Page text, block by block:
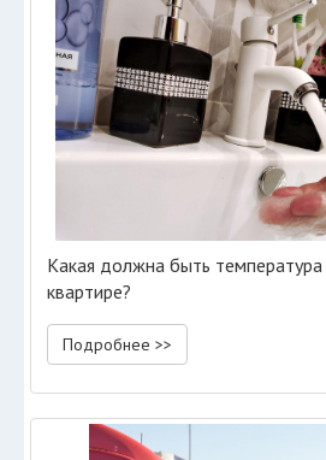
Какая должна быть
квартире?
Подробнее >>